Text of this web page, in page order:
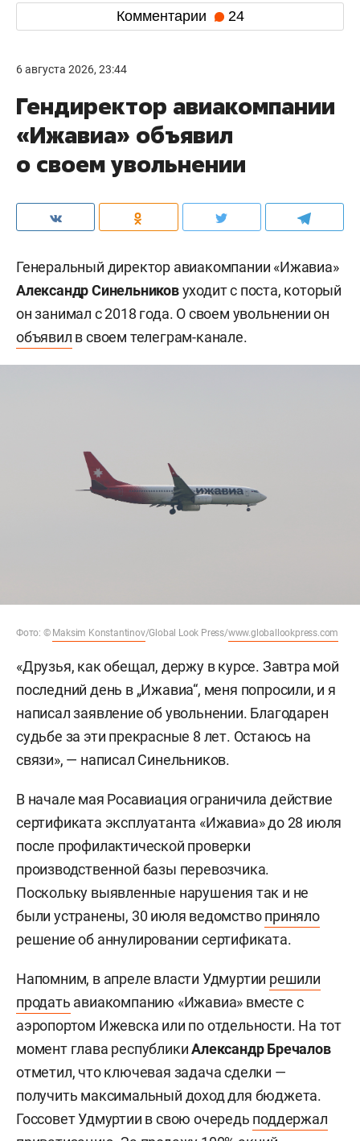
Комментарии 24
6 августа 2026, 23:44
Гендиректор авиакомпании
«Ижавиа» объявил
о своем увольнении
Генеральный директор авиакомпании «Ижавиа»
Александр Синельниковуходит с поста, который
он занимал с 2018 года. О своем увольнении он
объявил в своем телеграм-канале.
Фото: © Maksim Konstantinov/Global Look Press/www.globallookpress.com
«Друзья, как обещал, держу в курсе. Завтра мой
последний день в „Ижавиа“, меня попросили, и я
написал заявление об увольнении. Благодарен
судьбе за эти прекрасные 8 лет. Остаюсь на
связи», — написал Синельников.
В начале мая Росавиация ограничила действие
сертификата эксплуатанта «Ижавиа» до 28 июля
после профилактической проверки
производственной базы перевозчика.
Поскольку выявленные нарушения так и не
были устранены, 30 июля ведомствоприняло
решение об аннулировании сертификата.
Напомним, в апреле власти Удмуртии решили
продать авиакомпанию «Ижавиа» вместе с
аэропортом Ижевска или по отдельности. На тот
момент глава республикиАлександр Бречалов
отметил, что ключевая задача сделки —
получить максимальный доход для бюджета.
Госсовет Удмуртии в свою очередь поддержал